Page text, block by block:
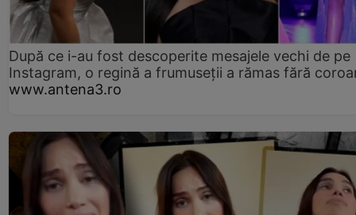
După ce i-au fost descoperite mesajele vechi de pe
Instagram, o regină a frumuseții a rămas fără
www.antena3.ro